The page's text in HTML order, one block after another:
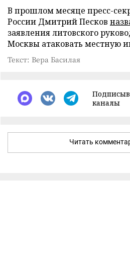
В прошлом месяце пресс-
России Дмитрий Песков
заявления литовского
Москвы атаковать местную
Текст: Вера Басилая
каналы
Читать